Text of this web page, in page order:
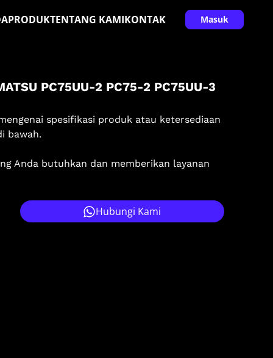
PRODUKTENTANG KAMIKONTAK Masuk
PC75UU-2 PC75-2 PC75UU-3
spesifikasi produk atau ketersediaan
bawah.
Anda butuhkan dan memberikan layanan
Hubungi Kami